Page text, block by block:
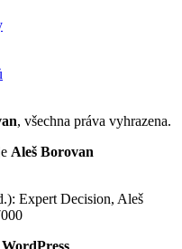
, všechna práva vyhrazena.
Aleš Borovan
Expert Decision, Aleš
WordPress